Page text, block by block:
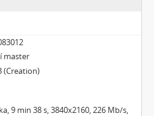
Great (I’m Doing Great)
master
(Creation)
9 min 38 s, 3840x2160, 226 Mb/s,